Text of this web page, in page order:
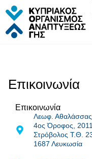
Επικοινωνία
Επικοινωνία
Λεωφ. Αθαλάσσας
4ος Όροφος, 2011
Στρόβολος Τ.Θ.
1687 Λευκωσία